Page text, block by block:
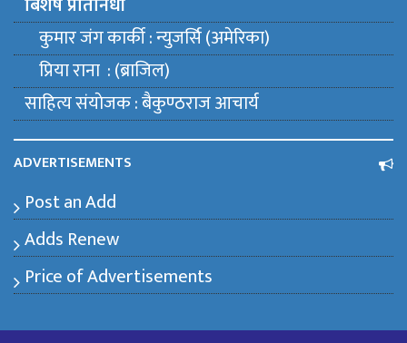
कुमार जंग कार्की : न्युजर्सि (अमेरिका)
प्रिया राना : (ब्राजिल)
साहित्य संयाेजक : बैकुण्ठराज आचार्य
ADVERTISEMENTS
Post an Add
Adds Renew
Price of Advertisements